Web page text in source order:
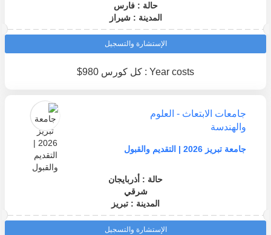
حالة : فارس
المدينة : شيراز
الإستشارة والتسجيل
Year costs : كل كورس 980$
جامعات الابتعاث - العلوم
والهندسة
جامعة تبريز 2026 | التقديم والقبول
حالة : أذربايجان
شرقي
المدينة : تبريز
الإستشارة والتسجيل